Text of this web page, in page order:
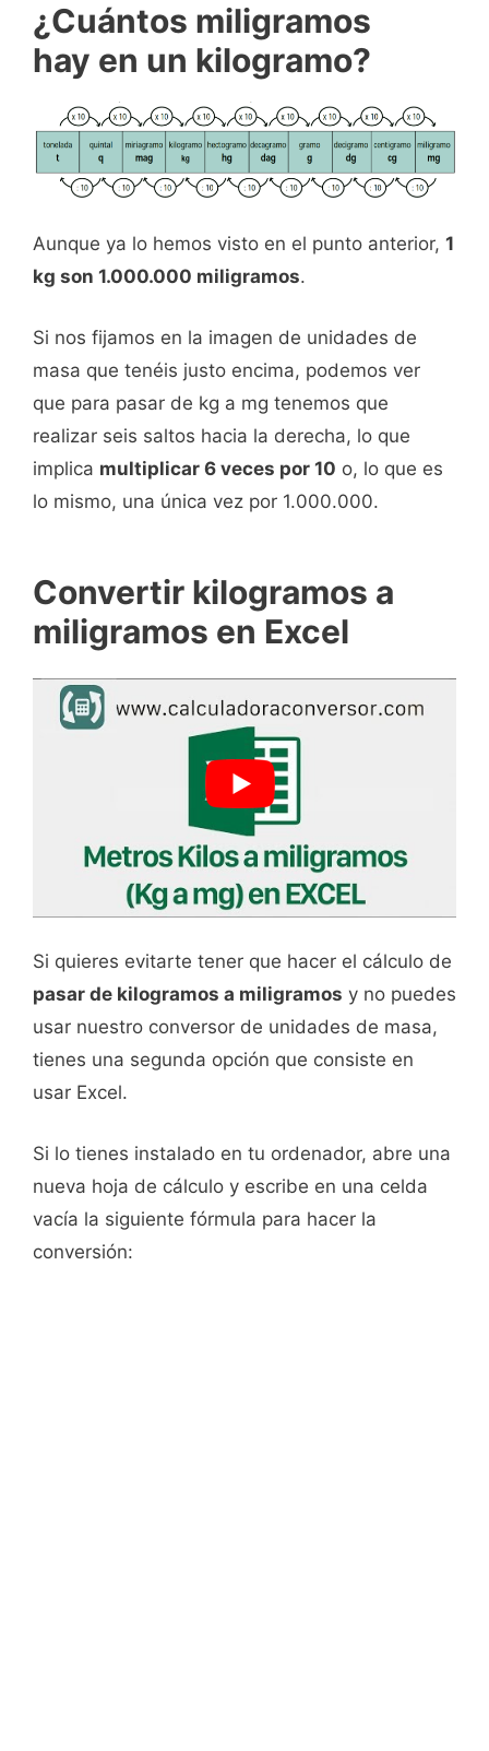
¿Cuántos miligramos
hay en un kilogramo?
Aunque ya lo hemos visto en el punto anterior, 1
kg son 1.000.000 miligramos.
Si nos fijamos en la imagen de unidades de
masa que tenéis justo encima, podemos ver
que para pasar de kg a mg tenemos que
realizar seis saltos hacia la derecha, lo que
implica multiplicar 6 veces por 10 o, lo que es
lo mismo, una única vez por 1.000.000.
Convertir kilogramos a
miligramos en Excel
Si quieres evitarte tener que hacer el cálculo de
pasar de kilogramos a miligramos y no puedes
usar nuestro conversor de unidades de masa,
tienes una segunda opción que consiste en
usar Excel.
Si lo tienes instalado en tu ordenador, abre una
nueva hoja de cálculo y escribe en una celda
vacía la siguiente fórmula para hacer la
conversión: